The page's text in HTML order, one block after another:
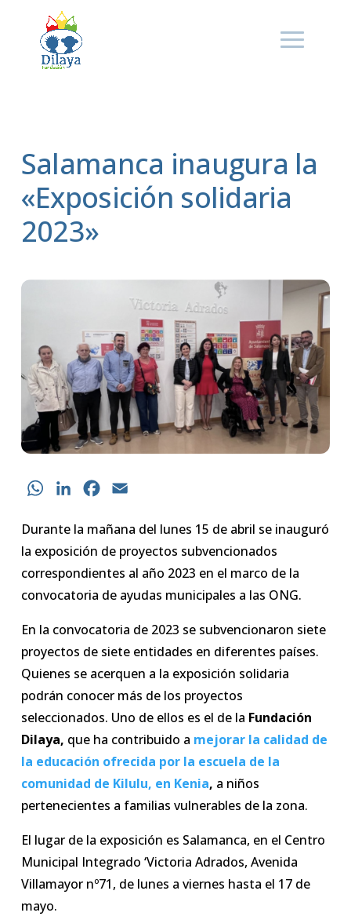
Salamanca inaugura la
«Exposición solidaria
2023»
WhatsAppLinkedInFacebook
Durante la mañana del lunes 15 de abril se inauguró
la exposición de proyectos subvencionados
correspondientes al año 2023 en el marco de la
convocatoria de ayudas municipales a las ONG.
En la convocatoria de 2023 se subvencionaron siete
proyectos de siete entidades en diferentes países.
Quienes se acerquen a la exposición solidaria
podrán conocer más de los proyectos
seleccionados. Uno de ellos es el de la Fundación
Dilaya, que ha contribuido a mejorar la calidad de
la educación ofrecida por la escuela de la
comunidad de Kilulu, en Kenia, a niños
pertenecientes a familias vulnerables de la zona.
El lugar de la exposición es Salamanca, en el Centro
Municipal Integrado ‘Victoria Adrados, Avenida
Villamayor nº71, de lunes a viernes hasta el 17 de
mayo.